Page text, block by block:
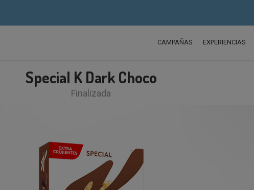
CAMPAÑAS EXPERIENCIAS
Special K Dark Choco
Finalizada